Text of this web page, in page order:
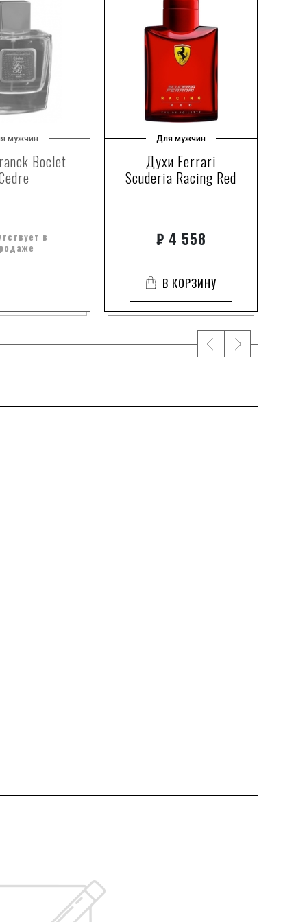
мужчин
Boclet
в
Для мужчин
Духи Ferrari
Scuderia Racing Red
₽ 4 558
В КОРЗИНУ